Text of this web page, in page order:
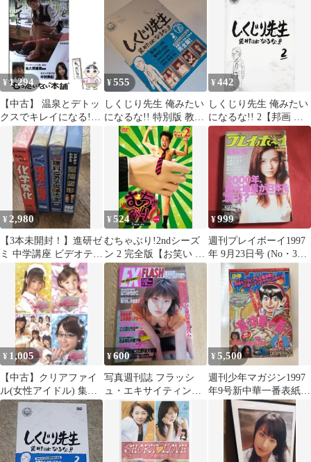
連載
¥ 1,294
【中古】 温泉とデトッ
クスでキレイになる! /
佐久間重信 藤崎奈々子
木村美紀 / 表参道出版
¥555
しくじり先生 俺みたい
になるな!! 特別版 教科
書付 第2巻
¥442
しくじり先生 俺みたい
になるな!! 2【邦画 中
古 DVD】レンタル落ち
¥ 2,980
【3本未開封！】進研ゼ
ミ 中学講座 ビデオテー
プ VHS 4本セット 理科
数学
¥524
むちゃぶり!2ndシーズ
ン 2 完全版【お笑い 中
古 DVD】レンタル落ち
¥999
週刊プレイボーイ1997
年 9月23日号 (No・39)
表紙・夏生ゆうな
¥ 1,005
【中古】クリアファイ
ル(女性アイドル) 集合
A4クリアファイル(4枚
組) 「CRぱちんこアバ
ンギャルド」
¥600
写真週刊誌 フラッシ
ュ・エキサイティング
2001年4月28日増刊号
¥5,500
週刊少年マガジン1997
年9号新中華一番表紙、
佐藤珠緒・藤崎奈々
子・金澤あかね